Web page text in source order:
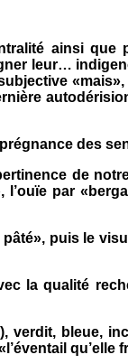
ainsi
leur…
des
de
par
puis le
la qualité
bleue,